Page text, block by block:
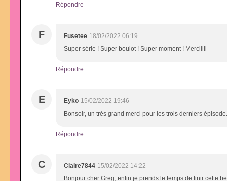
Répondre
F Fusetee 18/02/2022 06:19
Super série ! Super boulot ! Super moment ! Merciiiii
Répondre
E Eyko 15/02/2022 19:46
Bonsoir, un très grand merci pour les trois derniers
Répondre
C Claire7844 15/02/2022 14:22
Bonjour cher Greg, enfin je prends le temps de finir cette